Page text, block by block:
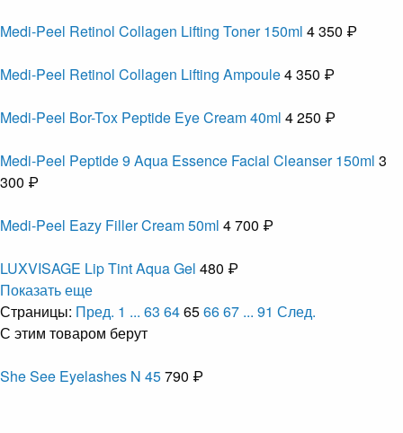
Medi-Peel Retinol Collagen Lifting Toner 150ml 4 350 ₽
Medi-Peel Retinol Collagen Lifting Ampoule4 350 ₽
Medi-Peel Bor-Tox Peptide Eye Cream 40ml 4 250 ₽
Medi-Peel Peptide 9 Aqua Essence Facial Cleanser 150ml 3
300 ₽
Medi-Peel Eazy Filler Cream 50ml 4 700 ₽
LUXVISAGE Lip Tint Aqua Gel 480 ₽
Показать еще
Страницы: Пред. 1 ... 63 64656667 ... 91 След.
С этим товаром берут
She See Eyelashes N 45790 ₽